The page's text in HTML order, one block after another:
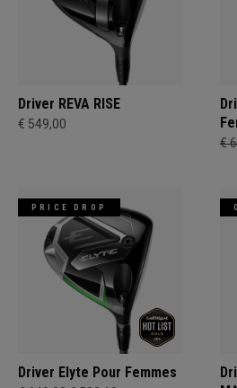
Driver REVA RISE
€ 549,00
€
PRICE DROP
Driver Elyte Pour Femmes